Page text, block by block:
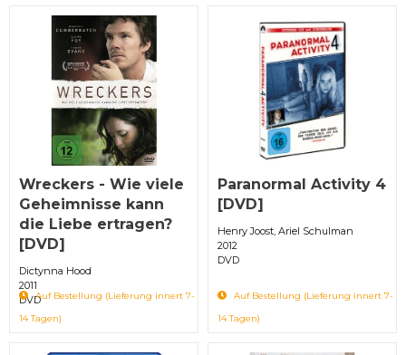
Wreckers - Wie viele
Geheimnisse kann
die Liebe ertragen?
[DVD]
Dictynna Hood
2011
DVDAuf Bestellung (Lieferung innert 7-
14 Tagen)
Paranormal Activity 4
[DVD]
Henry Joost, Ariel Schulman
2012
DVD
Auf Bestellung (Lieferung innert 7-
14 Tagen)